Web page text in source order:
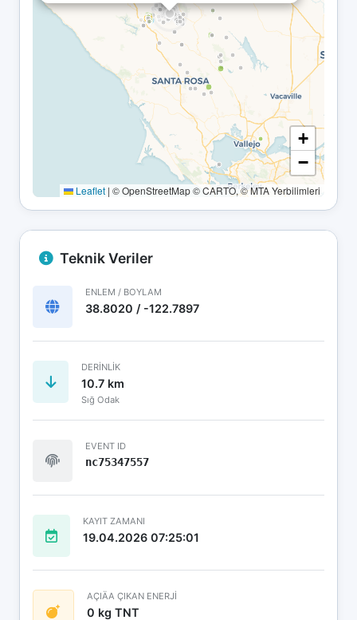
+
−
Leaflet | © OpenStreetMap © CARTO, © MTA Yerbilimleri
Teknik Veriler
ENLEM / BOYLAM
38.8020 / -122.7897
DERINLIK
10.7 km
Sığ Odak
EVENT ID
nc75347557
KAYIT ZAMANI
19.04.2026 07:25:01
AÇIÄA ÇIKAN ENERJİ
0 kg TNT